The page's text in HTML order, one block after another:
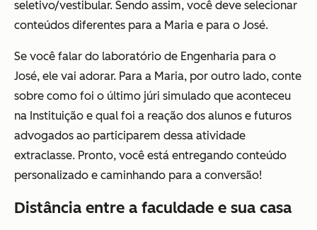
seletivo/vestibular. Sendo assim, você deve selecionar
conteúdos diferentes para a Maria e para o José.
Se você falar do laboratório de Engenharia para o
José, ele vai adorar. Para a Maria, por outro lado, conte
sobre como foi o último júri simulado que aconteceu
na Instituição e qual foi a reação dos alunos e futuros
advogados ao participarem dessa atividade
extraclasse. Pronto, você está entregando conteúdo
personalizado e caminhando para a conversão!
Distância entre a faculdade e sua casa